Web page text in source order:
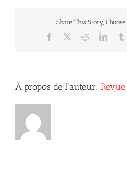
Share This Story,
Facebook Reddit
À propos de l’auteur: